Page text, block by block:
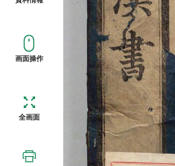
画面操作
全画面